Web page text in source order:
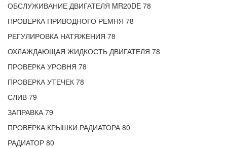
ОБСЛУЖИВАНИЕ ДВИГАТЕЛЯ MR20DE 78
ПРОВЕРКА ПРИВОДНОГО РЕМНЯ 78
РЕГУЛИРОВКА НАТЯЖЕНИЯ 78
ОХЛАЖДАЮЩАЯ ЖИДКОСТЬ ДВИГАТЕЛЯ 78
ПРОВЕРКА УРОВНЯ 78
ПРОВЕРКА УТЕЧЕК 78
СЛИВ 79
ЗАПРАВКА 79
ПРОВЕРКА КРЫШКИ РАДИАТОРА 80
РАДИАТОР 80